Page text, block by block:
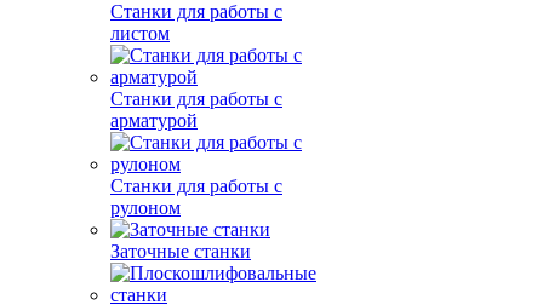
Станки для работы с
листом
Станки для работы с
арматурой
Станки для работы с
рулоном
Заточные станки